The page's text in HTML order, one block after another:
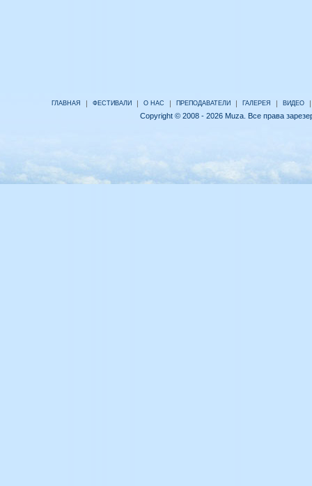
ГЛАВНАЯ | ФЕСТИВАЛИ | О НАС | ПРЕПОДАВАТЕЛИ | ГАЛЕРЕЯ | ВИДЕО
|
Copyright © 2008 - 2026 Muza. Все права